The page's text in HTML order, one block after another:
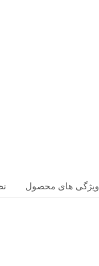
ویژگی های محصول